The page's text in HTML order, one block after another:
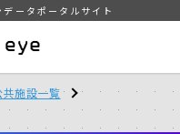
ータポータルサイト
共施設一覧